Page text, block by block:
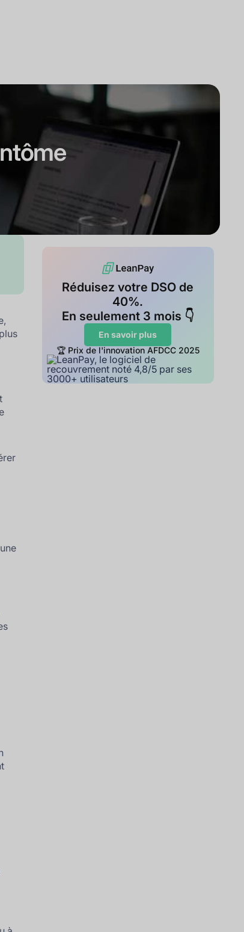
Réduisez votre DSO de
40%.
En seulement 3 mois 👇
En savoir plus
🏆 Prix de l'innovation AFDCC 2025